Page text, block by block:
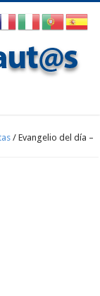
/ Evangelio del día –